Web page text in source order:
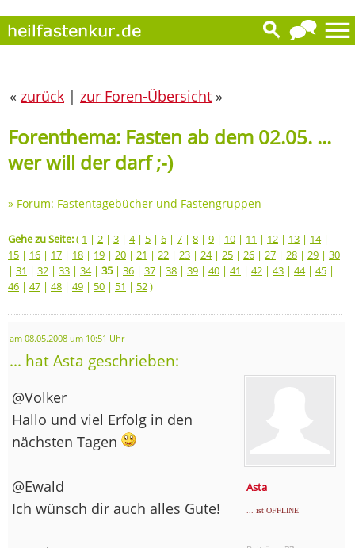
« zurück | zur Foren-Übersicht »
Forenthema: Fasten ab dem 02.05. ...
wer will der darf ;-)
» Forum: Fastentagebücher und Fastengruppen
Gehe zu Seite:( 1 | 2 | 3 | 4| 5 | 6 | 7 | 8 | 9 | 10 | 11 | 12 | 13 | 14|
15 | 16 | 17 | 18 | 19 | 20 | 21 | 22 | 23 | 24| 25 | 26 | 27 | 28 | 29 | 30
| 31 | 32 | 33 | 34| 35| 36 | 37 | 38 | 39 | 40 | 41 | 42 | 43 | 44| 45 |
46 | 47 | 48 | 49 | 50 | 51 | 52)
am 08.05.2008 um 10:51 Uhr
... hat Asta geschrieben:
Asta
... ist OFFLINE
@Volker
Hallo und viel Erfolg in den
nächsten Tagen
@Ewald
Ich wünsch dir auch alles Gute!